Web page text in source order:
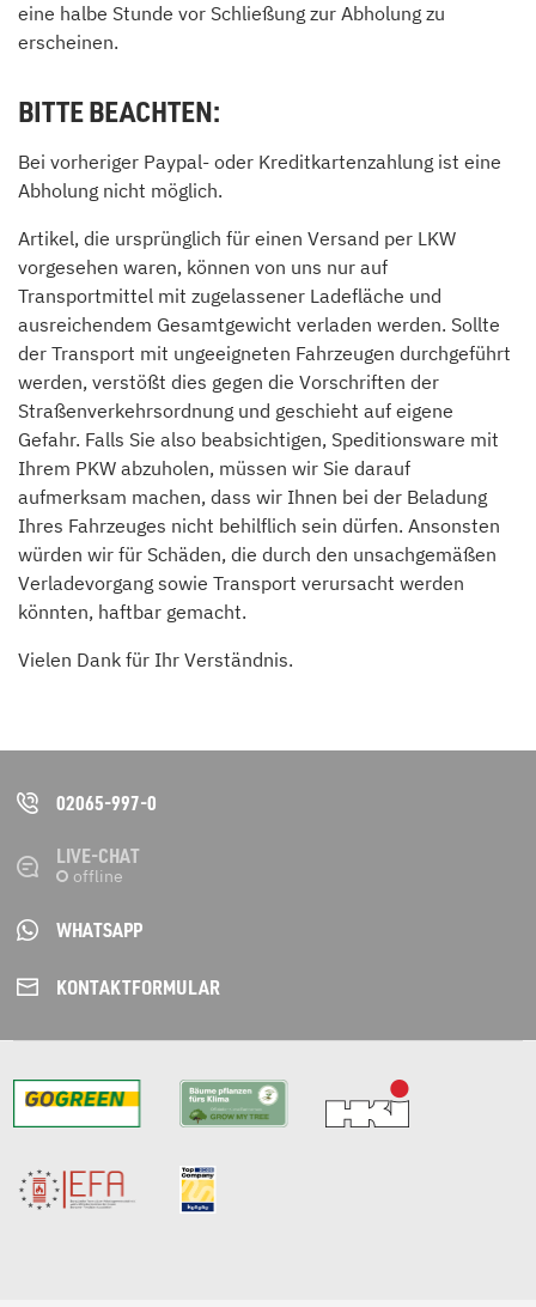
eine halbe Stunde vor Schließung zur Abholung zu
erscheinen.
BITTE BEACHTEN:
Bei vorheriger Paypal- oder Kreditkartenzahlung ist eine
Abholung nicht möglich.
Artikel, die ursprünglich für einen Versand per LKW
vorgesehen waren, können von uns nur auf
Transportmittel mit zugelassener Ladefläche und
ausreichendem Gesamtgewicht verladen werden. Sollte
der Transport mit ungeeigneten Fahrzeugen durchgeführt
werden, verstößt dies gegen die Vorschriften der
Straßenverkehrsordnung und geschieht auf eigene
Gefahr. Falls Sie also beabsichtigen, Speditionsware mit
Ihrem PKW abzuholen, müssen wir Sie darauf
aufmerksam machen, dass wir Ihnen bei der Beladung
Ihres Fahrzeuges nicht behilflich sein dürfen. Ansonsten
würden wir für Schäden, die durch den unsachgemäßen
Verladevorgang sowie Transport verursacht werden
könnten, haftbar gemacht.
Vielen Dank für Ihr Verständnis.
02065-997-0
LIVE-CHAT
WHATSAPP
KONTAKT­FORMULAR